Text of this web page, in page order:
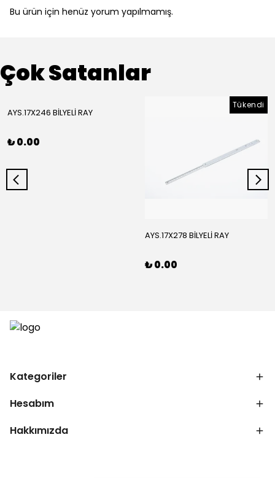
Bu ürün için henüz yorum yapılmamış.
Çok Satanlar
AYS.17X246 BİLYELİ RAY
₺ 0.00
Tükendi
AYS.17X278 BİLYELİ RAY
₺ 0.00
Kategoriler
Hesabım
Hakkımızda